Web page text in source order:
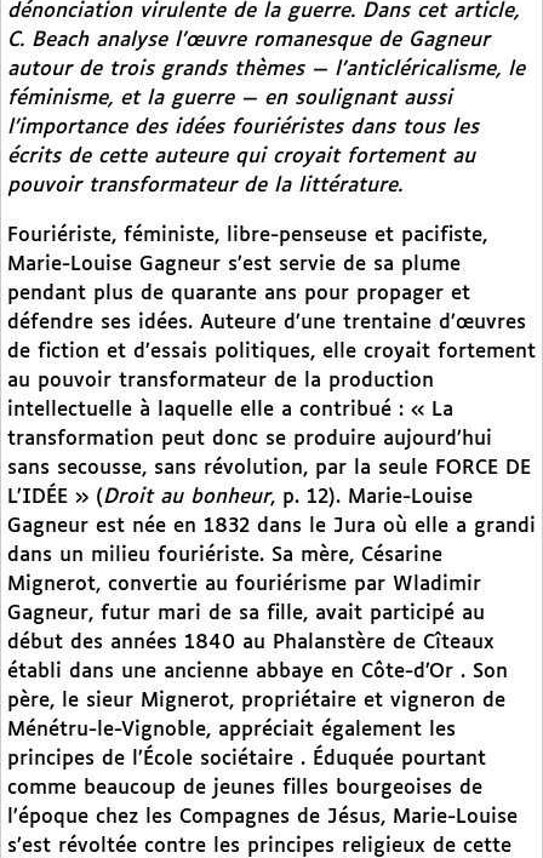
dénonciation virulente de la guerre. Dans cet article,
C. Beach analyse l’œuvre romanesque de Gagneur
autour de trois grands thèmes — l’anticléricalisme, le
féminisme, et la guerre — en soulignant aussi
l’importance des idées fouriéristes dans tous les
écrits de cette auteure qui croyait fortement au
pouvoir transformateur de la littérature.
Fouriériste, féministe, libre-penseuse et pacifiste,
Marie-Louise Gagneur s’est servie de sa plume
pendant plus de quarante ans pour propager et
défendre ses idées. Auteure d’une trentaine d’œuvres
de fiction et d’essais politiques, elle croyait fortement
au pouvoir transformateur de la production
intellectuelle à laquelle elle a contribué : « La
transformation peut donc se produire aujourd’hui
sans secousse, sans révolution, par la seule FORCE DE
L’IDÉE » (Droit au bonheur, p. 12). Marie-Louise
Gagneur est née en 1832 dans le Jura où elle a grandi
dans un milieu fouriériste. Sa mère, Césarine
Mignerot, convertie au fouriérisme par Wladimir
Gagneur, futur mari de sa fille, avait participé au
début des années 1840 au Phalanstère de Cîteaux
établi dans une ancienne abbaye en Côte-d’Or . Son
père, le sieur Mignerot, propriétaire et vigneron de
Ménétru-le-Vignoble, appréciait également les
principes de l’École sociétaire . Éduquée pourtant
comme beaucoup de jeunes filles bourgeoises de
l’époque chez les Compagnes de Jésus, Marie-Louise
s’est révoltée contre les principes religieux de cette